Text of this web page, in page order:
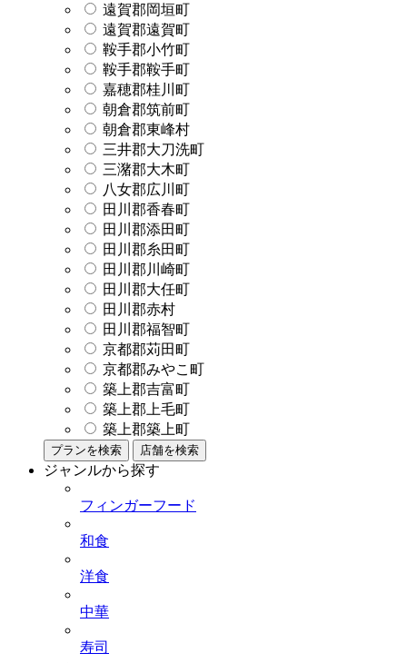
遠賀郡岡垣町
遠賀郡遠賀町
鞍手郡小竹町
鞍手郡鞍手町
嘉穂郡桂川町
朝倉郡筑前町
朝倉郡東峰村
三井郡大刀洗町
三潴郡大木町
八女郡広川町
田川郡香春町
田川郡添田町
田川郡糸田町
田川郡川崎町
田川郡大任町
田川郡赤村
田川郡福智町
京都郡苅田町
京都郡みやこ町
築上郡吉富町
築上郡上毛町
築上郡築上町
プランを検索 店舗を検索
ジャンルから探す
フィンガーフード
和食
洋食
中華
寿司